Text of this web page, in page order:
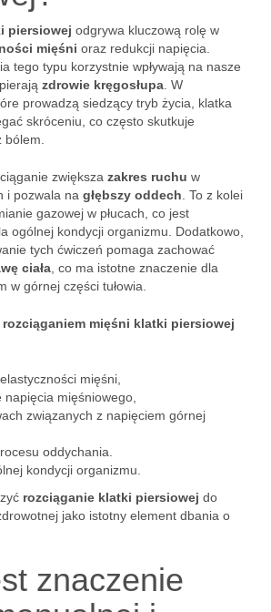
piersiowej odgrywa kluczową rolę w
mięśni oraz redukcji napięcia.
tego typu korzystnie wpływają na nasze
zdrowie kręgosłupa . W
prowadzą siedzący tryb życia, klatka
skróceniu, co często skutkuje
zwiększa zakres ruchu w
i pozwala na głębszy oddech . To z kolei
gazowej w płucach, co jest
ogólnej kondycji organizmu. Dodatkowo,
tych ćwiczeń pomaga zachować
ciała , co ma istotne znaczenie dla
w górnej części tułowia.
rozciąganiem mięśni klatki piersiowej
mięśni,
napięcia mięśniowego,
związanych z napięciem górnej
oddychania.
kondycji organizmu.
rozciąganie klatki piersiowej do
jako istotny element dbania o
znaczenie